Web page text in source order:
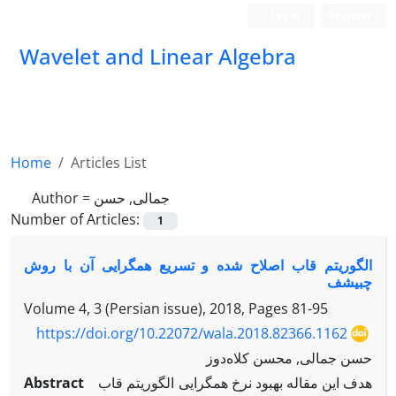
Wavelet and Linear Algebra
Home
Articles List
Author = جمالی, حسن
Number of Articles:
1
الگوریتم قاب اصلاح شده و تسریع همگرایی آن با روش
چبیشف
Volume 4, 3 (Persian issue), 2018, Pages 81-95
https://doi.org/10.22072/wala.2018.82366.1162
حسن جمالی, محسن کلاه‌دوز
Abstract
هدف این مقاله بهبود نرخ همگرایی الگوریتم قاب